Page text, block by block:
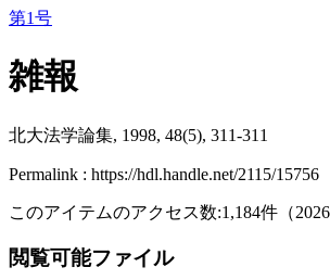
第1号
雑報
北大法学論集, 1998, 48(5), 311-311
Permalink : https://hdl.handle.net/2115/15756
このアイテムのアクセス数:1,184件 （
閲覧可能ファイル